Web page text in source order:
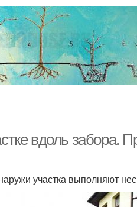
вдоль забора.
участка выполняют